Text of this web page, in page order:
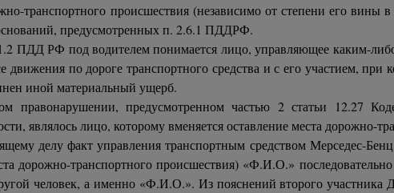
транспортного происшествия (независимо от степени его
предусмотренных п. 2.6.1 ПДДРФ.
ПДД РФ под водителем понимается лицо, управляющее каким-
движения по дороге транспортного средства и с его участием,
иной материальный ущерб.
правонарушении, предусмотренном частью 2 статьи 12.27
являлось лицо, которому вменяется оставление места дорожно-
делу факт управления транспортным средством
дорожно-транспортного происшествия) «Ф.И.О.»
человек, а именно «Ф.И.О.». Из пояснений второго